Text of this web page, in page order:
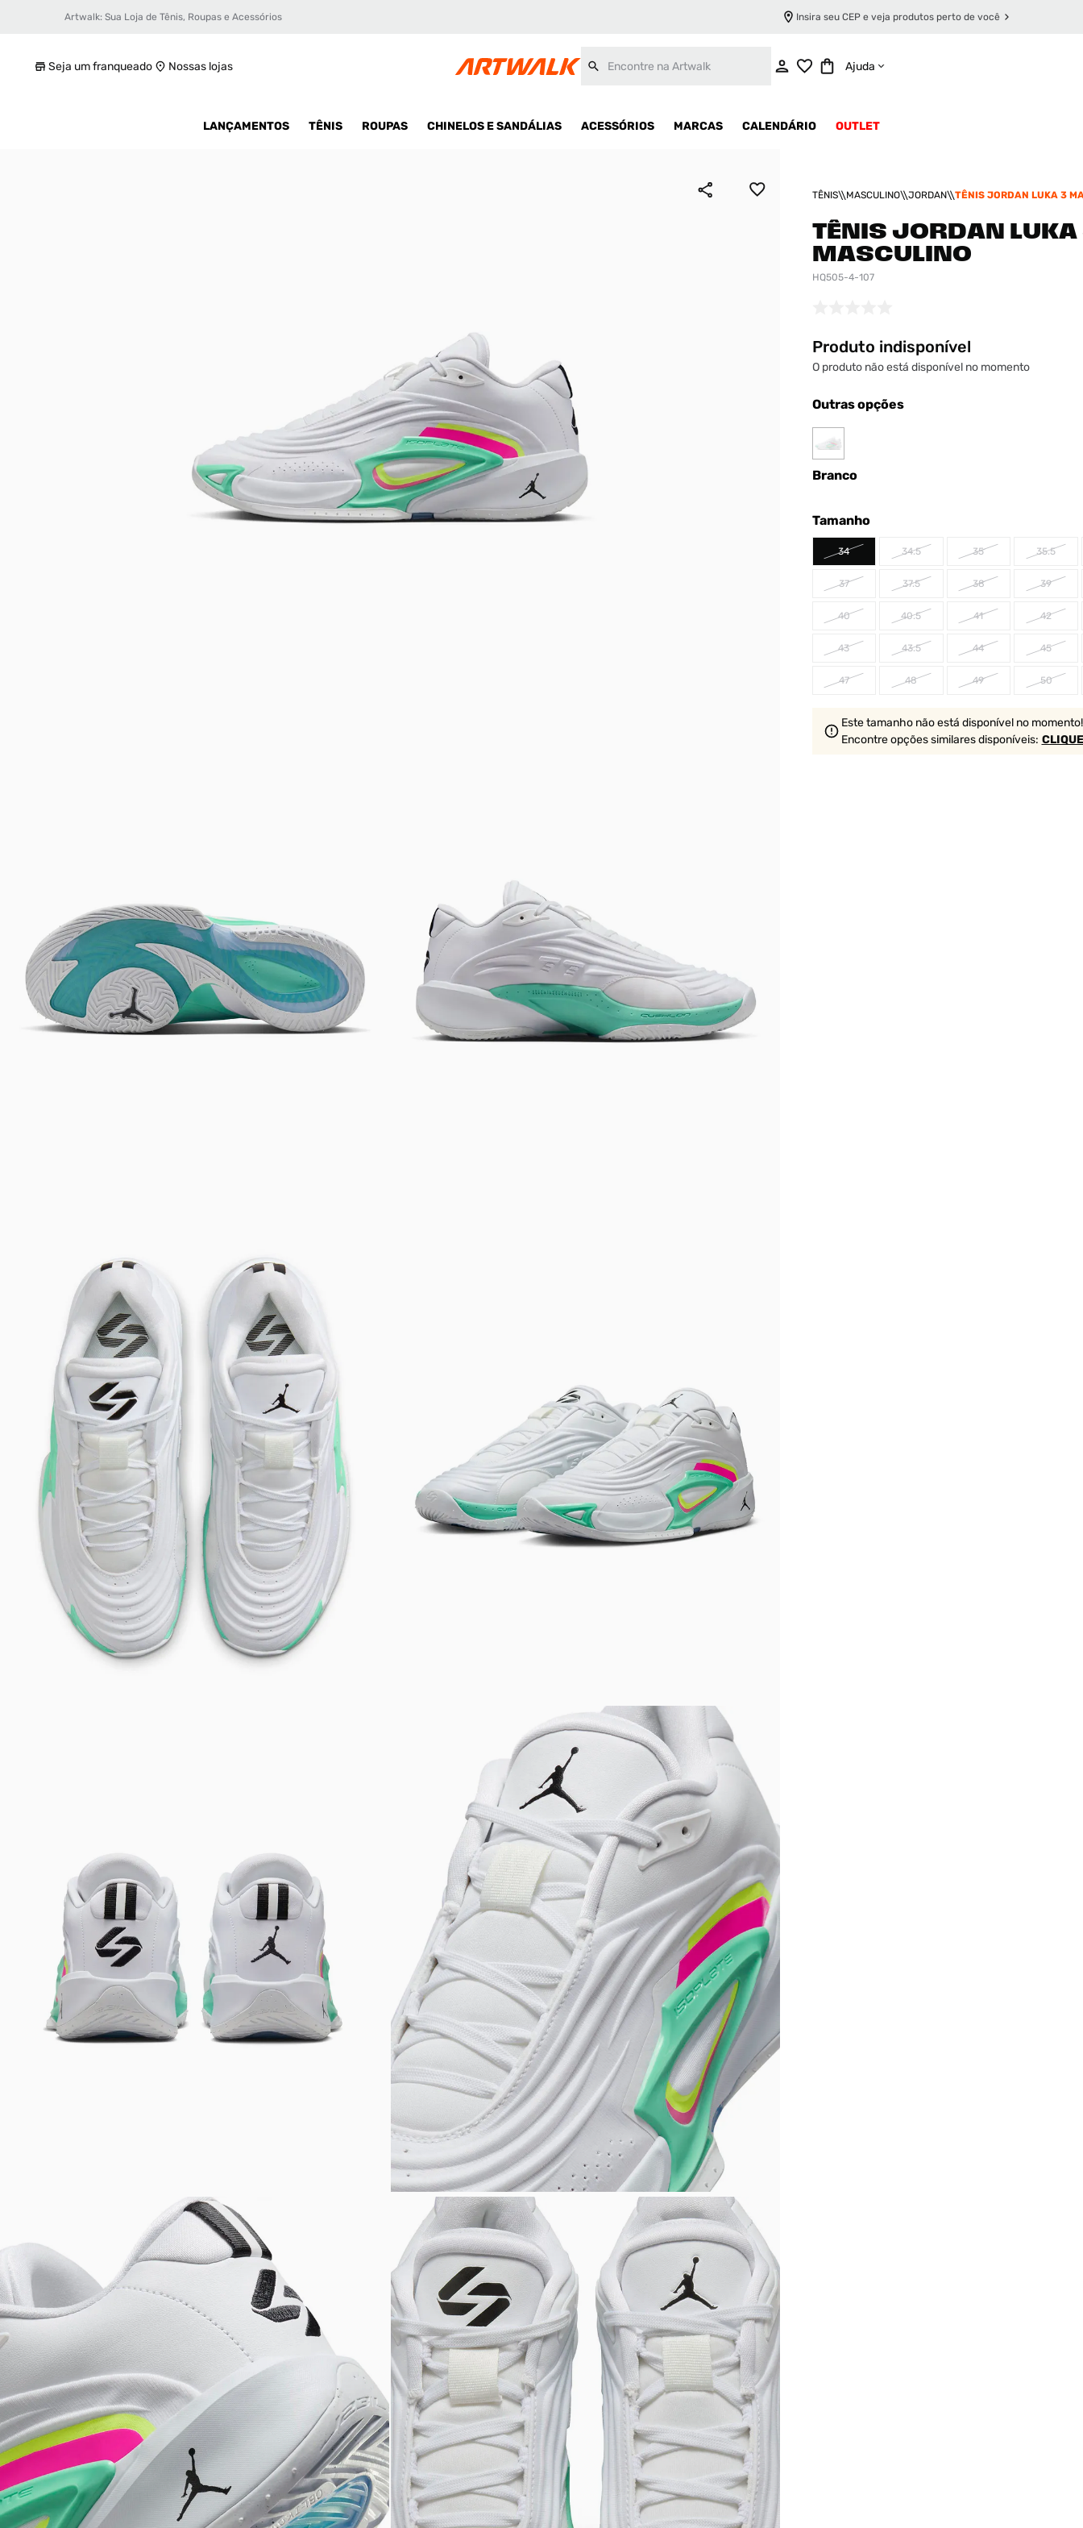
Artwalk: Sua Loja de Tênis, Roupas e Acessórios Insira seu CEP e veja produtos perto de você
Bem-Vindo à artwalk
Para ter uma melhor experiência de compra, insira seu CEP
e veja a seleção de produtos disponíveis para sua região
BUSCAR
Seja um franqueado Nossas lojas Ajuda
LANÇAMENTOS TÊNIS ROUPAS CHINELOS E SANDÁLIAS ACESSÓRIOS MARCAS CALENDÁRIO OUTLET
TÊNIS MASCULINO JORDAN TÊNIS JORDAN LUKA 3
TÊNIS JORDAN LUKA
MASCULINO
HQ505-4-107
Produto indisponível
O produto não está disponível no momento
Outras opções
Branco
Tamanho
34 34.5 35 35.5
37 37.5 38 39
40 40.5 41 42
43 43.5 44 45
47 48 49 50
Este tamanho não está disponível no momento!
Encontre opções similaresdisponíveis:
Tênis Jordan Luka 3 Masculino